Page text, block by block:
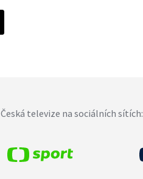
Česká televize na sociálních sítích: